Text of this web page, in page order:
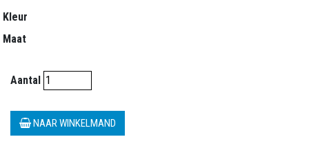
Kleur
Maat
Aantal
NAAR WINKELMAND